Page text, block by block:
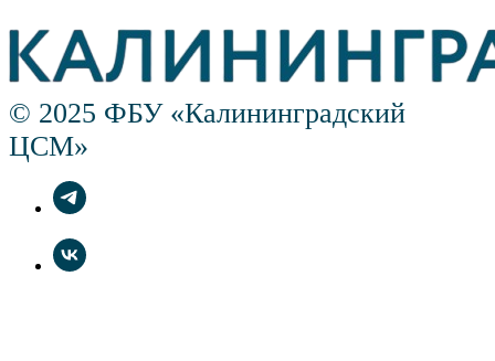
© 2025 ФБУ «Калининградский
ЦСМ»